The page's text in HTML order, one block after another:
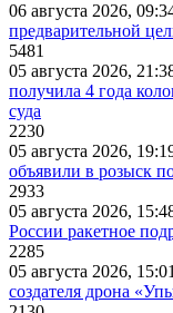
06 августа 2026,
предварительной
5481
05 августа 2026,
получила 4 года
суда
2230
05 августа 2026,
объявили в розыск
2933
05 августа 2026,
России ракетное
2285
05 августа 2026, 15:01
создателя дрона